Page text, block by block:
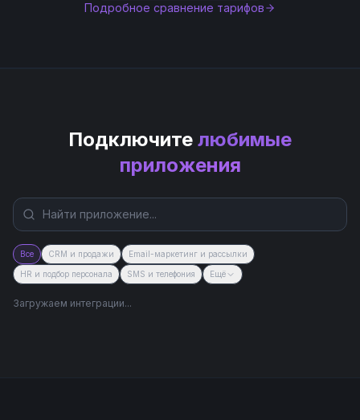
Подробное сравнение тарифов
Подключите любимые
приложения
Все CRM и продажи Email-маркетинг и рассылки
HR и подбор персонала SMS и телефония Ещё
Загружаем интеграции...